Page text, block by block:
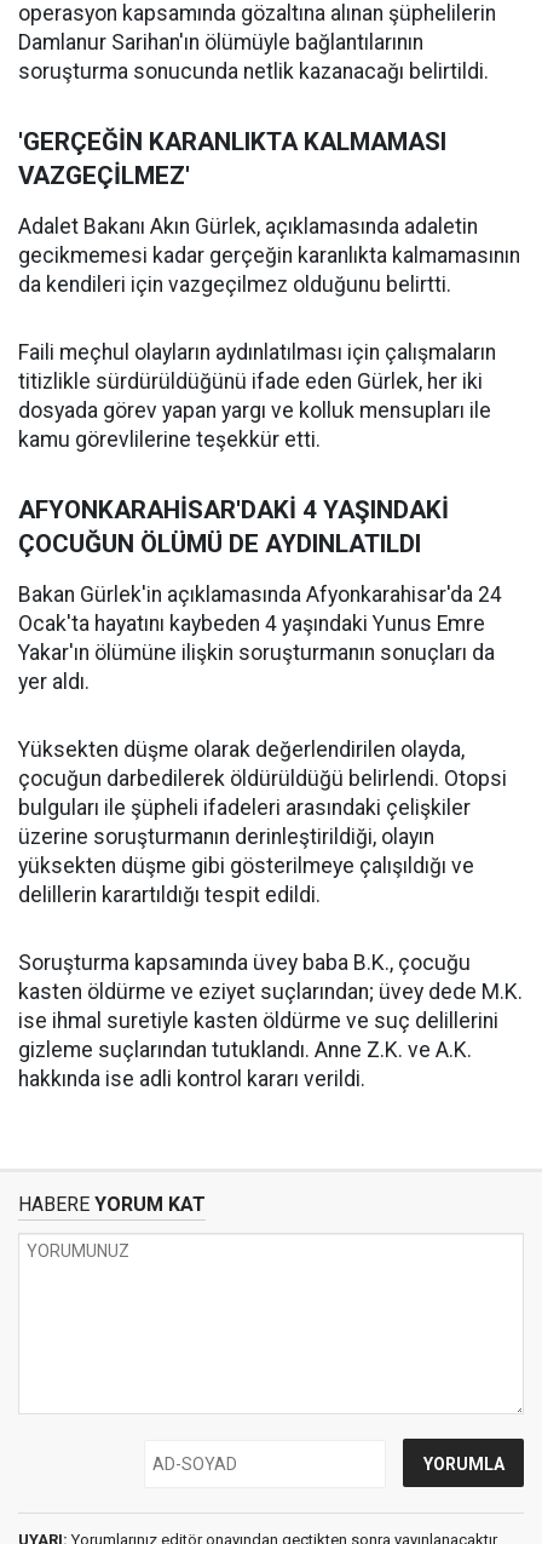
operasyon kapsamında gözaltına alınan şüphelilerin
Damlanur Sarihan'ın ölümüyle bağlantılarının
soruşturma sonucunda netlik kazanacağı belirtildi.
'GERÇEĞİN KARANLIKTA KALMAMASI
VAZGEÇİLMEZ'
Adalet Bakanı Akın Gürlek, açıklamasında adaletin
gecikmemesi kadar gerçeğin karanlıkta kalmamasının
da kendileri için vazgeçilmez olduğunu belirtti.
Faili meçhul olayların aydınlatılması için çalışmaların
titizlikle sürdürüldüğünü ifade eden Gürlek, her iki
dosyada görev yapan yargı ve kolluk mensupları ile
kamu görevlilerine teşekkür etti.
AFYONKARAHİSAR'DAKİ 4 YAŞINDAKİ
ÇOCUĞUN ÖLÜMÜ DE AYDINLATILDI
Bakan Gürlek'in açıklamasında Afyonkarahisar'da 24
Ocak'ta hayatını kaybeden 4 yaşındaki Yunus Emre
Yakar'ın ölümüne ilişkin soruşturmanın sonuçları da
yer aldı.
Yüksekten düşme olarak değerlendirilen olayda,
çocuğun darbedilerek öldürüldüğü belirlendi. Otopsi
bulguları ile şüpheli ifadeleri arasındaki çelişkiler
üzerine soruşturmanın derinleştirildiği, olayın
yüksekten düşme gibi gösterilmeye çalışıldığı ve
delillerin karartıldığı tespit edildi.
Soruşturma kapsamında üvey baba B.K., çocuğu
kasten öldürme ve eziyet suçlarından; üvey dede M.K.
ise ihmal suretiyle kasten öldürme ve suç delillerini
gizleme suçlarından tutuklandı. Anne Z.K. ve A.K.
hakkında ise adli kontrol kararı verildi.
HABERE YORUM KAT
UYARI: Yorumlarınız editör onayından geçtikten sonra yayınlanacaktır.